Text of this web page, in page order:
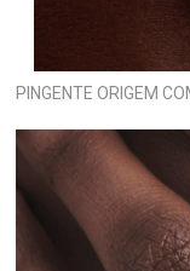
PINGENTE ORIGEM